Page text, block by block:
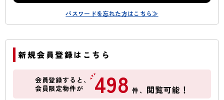
パスワードを忘れた方はこちら≫
新規会員登録はこちら
会員登録すると、
会員限定物件が
498 件、 閲覧可能！